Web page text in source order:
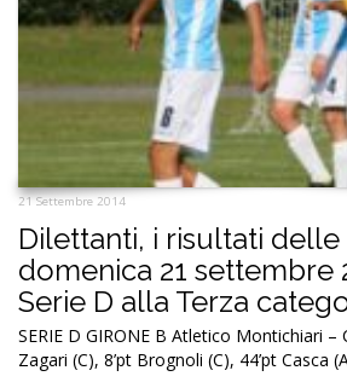
21 Settembre 2014
Dilettanti, i risultati
domenica 21 settembre
Serie D alla Terza
SERIE D GIRONE B Atletico Montichiari –
Zagari (C), 8’pt Brognoli (C), 44’pt Casca